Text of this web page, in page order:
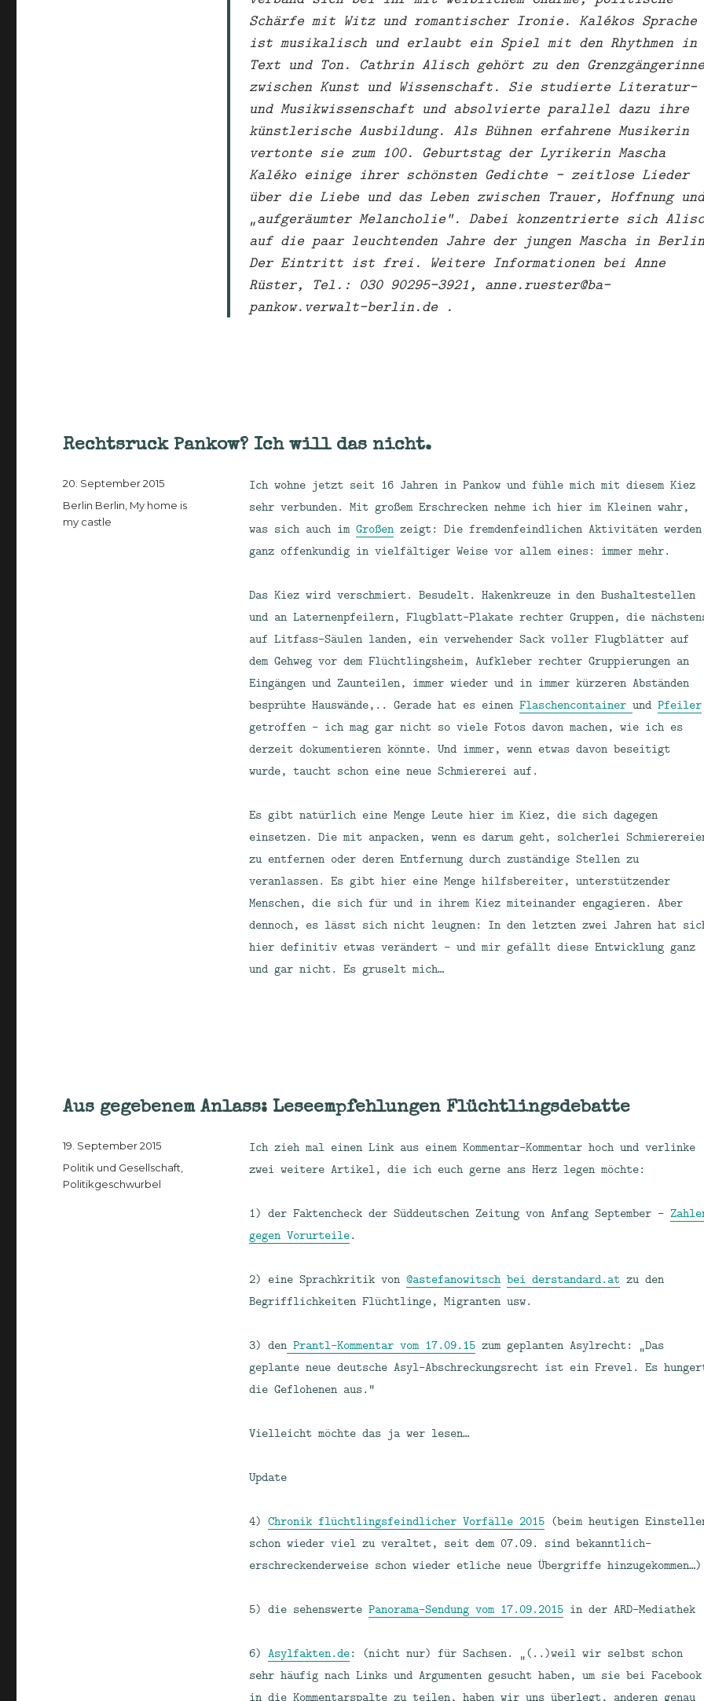
Schärfe mit Witz und romantischer Ironie. Kalékos Sprache
ist musikalisch und erlaubt ein Spiel mit den Rhythmen in
Text und Ton. Cathrin Alisch gehört zu den
zwischen Kunst und Wissenschaft. Sie studierte Literatur-
und Musikwissenschaft und absolvierte parallel dazu ihre
künstlerische Ausbildung. Als Bühnen erfahrene Musikerin
vertonte sie zum 100. Geburtstag der Lyrikerin Mascha
Kaléko einige ihrer schönsten Gedichte – zeitlose Lieder
über die Liebe und das Leben zwischen Trauer, Hoffnung und
„aufgeräumter Melancholie“. Dabei konzentrierte sich
auf die paar leuchtenden Jahre der jungen Mascha in
Der Eintritt ist frei. Weitere Informationen bei Anne
Rüster, Tel.: 030 90295-3921, anne.ruester@ba-
pankow.verwalt-berlin.de .
Rechtsruck Pankow? Ich will das nicht.
Ich wohne jetzt seit 16 Jahren in Pankow und fühle mich mit diesem Kiez
sehr verbunden. Mit großem Erschrecken nehme ich hier im Kleinen wahr,
was sich auch im Großenzeigt: Die fremdenfeindlichen Aktivitäten werden
ganz offenkundig in vielfältiger Weise vor allem eines: immer mehr.
Das Kiez wird verschmiert. Besudelt. Hakenkreuze in den Bushaltestellen
und an Laternenpfeilern, Flugblatt-Plakate rechter Gruppen, die
auf Litfass-Säulen landen, ein verwehender Sack voller Flugblätter auf
dem Gehweg vor dem Flüchtlingsheim, Aufkleber rechter Gruppierungen an
Eingängen und Zaunteilen, immer wieder und in immer kürzeren Abständen
besprühte Hauswände,.. Gerade hat es einen Flaschencontainer und Pfeiler
getroffen – ich mag gar nicht so viele Fotos davon machen, wie ich es
derzeit dokumentieren könnte. Und immer, wenn etwas davon beseitigt
wurde, taucht schon eine neue Schmiererei auf.
Es gibt natürlich eine Menge Leute hier im Kiez, die sich dagegen
einsetzen. Die mit anpacken, wenn es darum geht, solcherlei
zu entfernen oder deren Entfernung durch zuständige Stellen zu
veranlassen. Es gibt hier eine Menge hilfsbereiter, unterstützender
Menschen, die sich für und in ihrem Kiez miteinander engagieren. Aber
dennoch, es lässt sich nicht leugnen: In den letzten zwei Jahren hat
hier definitiv etwas verändert – und mir gefällt diese Entwicklung ganz
und gar nicht. Es gruselt mich…
Veröffentlicht
20. September 2015
Kategorien
Berlin Berlin My home is
my castle
Aus gegebenem Anlass: Leseempfehlungen Flüchtlingsdebatte
Ich zieh mal einen Link aus einem Kommentar-Kommentar hoch und verlinke
zwei weitere Artikel, die ich euch gerne ans Herz legen möchte:
1) der Faktencheck der Süddeutschen Zeitung von Anfang September –
gegen Vorurteile.
2) eine Sprachkritik von @astefanowitsch bei derstandard.at zu den
Begrifflichkeiten Flüchtlinge, Migranten usw.
3) denPrantl-Kommentar vom 17.09.15zum geplanten Asylrecht: „Das
geplante neue deutsche Asyl-Abschreckungsrecht ist ein Frevel. Es
die Geflohenen aus.“
Vielleicht möchte das ja wer lesen…
Update
4) Chronik flüchtlingsfeindlicher Vorfälle 2015(beim heutigen
schon wieder viel zu veraltet, seit dem 07.09. sind bekanntlich-
erschreckenderweise schon wieder etliche neue Übergriffe hinzugekommen…)
5) die sehenswerte Panorama-Sendung vom 17.09.2015in der ARD-Mediathek
6) Asylfakten.de: (nicht nur) für Sachsen. „(..)weil wir selbst schon
sehr häufig nach Links und Argumenten gesucht haben, um sie bei Facebook
in die Kommentarspalte zu teilen, haben wir uns überlegt, anderen genau
Veröffentlicht
am
19. September 2015
Kategorien
Politik und Gesellschaft
Politikgeschwurbel